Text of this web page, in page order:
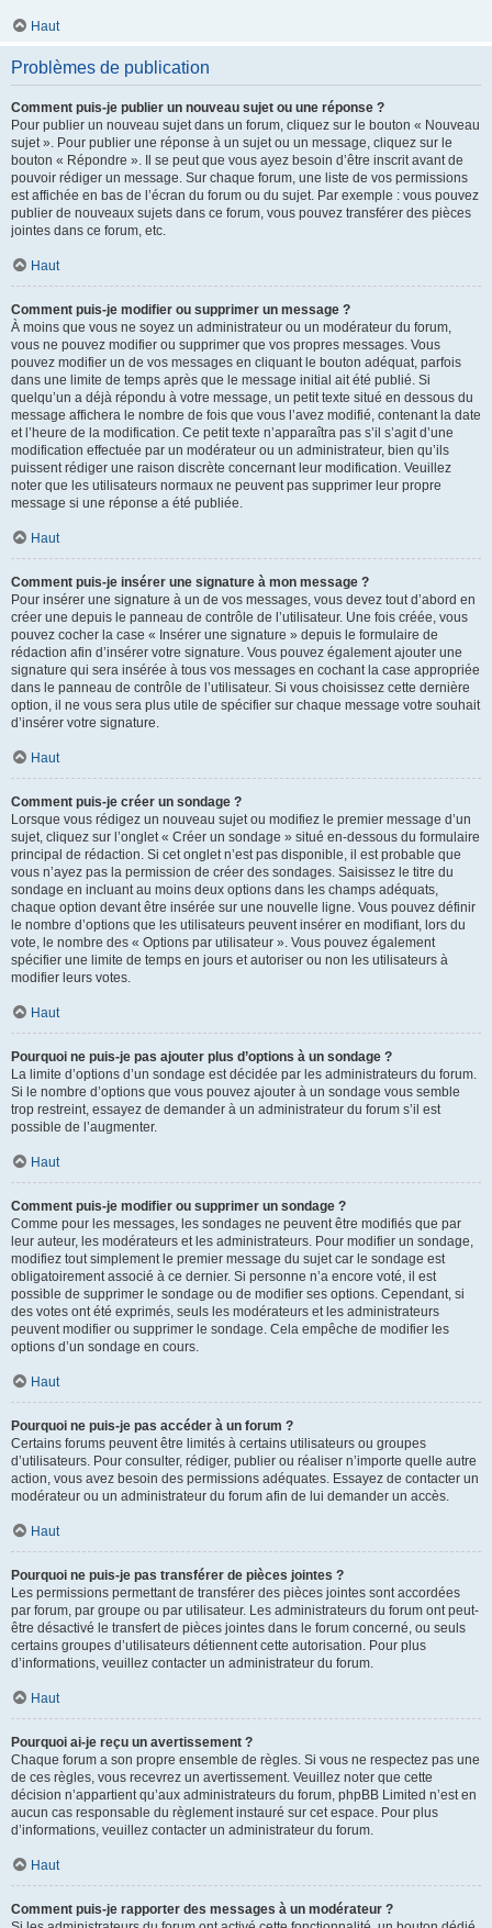
Haut
Problèmes de publication
Comment puis-je publier un nouveau sujet ou une réponse ?
Pour publier un nouveau sujet dans un forum, cliquez sur le bouton « Nouveau
sujet ». Pour publier une réponse à un sujet ou un message, cliquez sur le
bouton « Répondre ». Il se peut que vous ayez besoin d’être inscrit avant de
pouvoir rédiger un message. Sur chaque forum, une liste de vos permissions
est affichée en bas de l’écran du forum ou du sujet. Par exemple : vous pouvez
publier de nouveaux sujets dans ce forum, vous pouvez transférer des pièces
jointes dans ce forum, etc.
Haut
Comment puis-je modifier ou supprimer un message ?
À moins que vous ne soyez un administrateur ou un modérateur du forum,
vous ne pouvez modifier ou supprimer que vos propres messages. Vous
pouvez modifier un de vos messages en cliquant le bouton adéquat, parfois
dans une limite de temps après que le message initial ait été publié. Si
quelqu’un a déjà répondu à votre message, un petit texte situé en dessous du
message affichera le nombre de fois que vous l’avez modifié, contenant la date
et l’heure de la modification. Ce petit texte n’apparaîtra pas s’il s’agit d’une
modification effectuée par un modérateur ou un administrateur, bien qu’ils
puissent rédiger une raison discrète concernant leur modification. Veuillez
noter que les utilisateurs normaux ne peuvent pas supprimer leur propre
message si une réponse a été publiée.
Haut
Comment puis-je insérer une signature à mon message ?
Pour insérer une signature à un de vos messages, vous devez tout d’abord en
créer une depuis le panneau de contrôle de l’utilisateur. Une fois créée, vous
pouvez cocher la case « Insérer une signature » depuis le formulaire de
rédaction afin d’insérer votre signature. Vous pouvez également ajouter une
signature qui sera insérée à tous vos messages en cochant la case appropriée
dans le panneau de contrôle de l’utilisateur. Si vous choisissez cette dernière
option, il ne vous sera plus utile de spécifier sur chaque message votre souhait
d’insérer votre signature.
Haut
Comment puis-je créer un sondage ?
Lorsque vous rédigez un nouveau sujet ou modifiez le premier message d’un
sujet, cliquez sur l’onglet « Créer un sondage » situé en-dessous du formulaire
principal de rédaction. Si cet onglet n’est pas disponible, il est probable que
vous n’ayez pas la permission de créer des sondages. Saisissez le titre du
sondage en incluant au moins deux options dans les champs adéquats,
chaque option devant être insérée sur une nouvelle ligne. Vous pouvez définir
le nombre d’options que les utilisateurs peuvent insérer en modifiant, lors du
vote, le nombre des « Options par utilisateur ». Vous pouvez également
spécifier une limite de temps en jours et autoriser ou non les utilisateurs à
modifier leurs votes.
Haut
Pourquoi ne puis-je pas ajouter plus d’options à un sondage ?
La limite d’options d’un sondage est décidée par les administrateurs du forum.
Si le nombre d’options que vous pouvez ajouter à un sondage vous semble
trop restreint, essayez de demander à un administrateur du forum s’il est
possible de l’augmenter.
Haut
Comment puis-je modifier ou supprimer un sondage ?
Comme pour les messages, les sondages ne peuvent être modifiés que par
leur auteur, les modérateurs et les administrateurs. Pour modifier un sondage,
modifiez tout simplement le premier message du sujet car le sondage est
obligatoirement associé à ce dernier. Si personne n’a encore voté, il est
possible de supprimer le sondage ou de modifier ses options. Cependant, si
des votes ont été exprimés, seuls les modérateurs et les administrateurs
peuvent modifier ou supprimer le sondage. Cela empêche de modifier les
options d’un sondage en cours.
Haut
Pourquoi ne puis-je pas accéder à un forum ?
Certains forums peuvent être limités à certains utilisateurs ou groupes
d’utilisateurs. Pour consulter, rédiger, publier ou réaliser n’importe quelle autre
action, vous avez besoin des permissions adéquates. Essayez de contacter un
modérateur ou un administrateur du forum afin de lui demander un accès.
Haut
Pourquoi ne puis-je pas transférer de pièces jointes ?
Les permissions permettant de transférer des pièces jointes sont accordées
par forum, par groupe ou par utilisateur. Les administrateurs du forum ont peut-
être désactivé le transfert de pièces jointes dans le forum concerné, ou seuls
certains groupes d’utilisateurs détiennent cette autorisation. Pour plus
d’informations, veuillez contacter un administrateur du forum.
Haut
Pourquoi ai-je reçu un avertissement ?
Chaque forum a son propre ensemble de règles. Si vous ne respectez pas une
de ces règles, vous recevrez un avertissement. Veuillez noter que cette
décision n’appartient qu’aux administrateurs du forum, phpBB Limited n’est en
aucun cas responsable du règlement instauré sur cet espace. Pour plus
d’informations, veuillez contacter un administrateur du forum.
Haut
Comment puis-je rapporter des messages à un modérateur ?